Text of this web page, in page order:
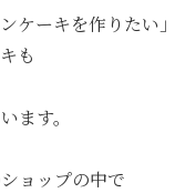
ケーキを作りたい」
も
ます。
ョップの中で